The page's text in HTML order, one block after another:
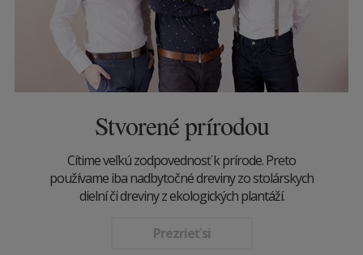
Stvorené prírodou
Cítime veľkú zodpovednosť k prírode. Preto
používame iba nadbytočné dreviny zo stolárskych
dielní či dreviny z ekologických plantáží.
Prezrieť si